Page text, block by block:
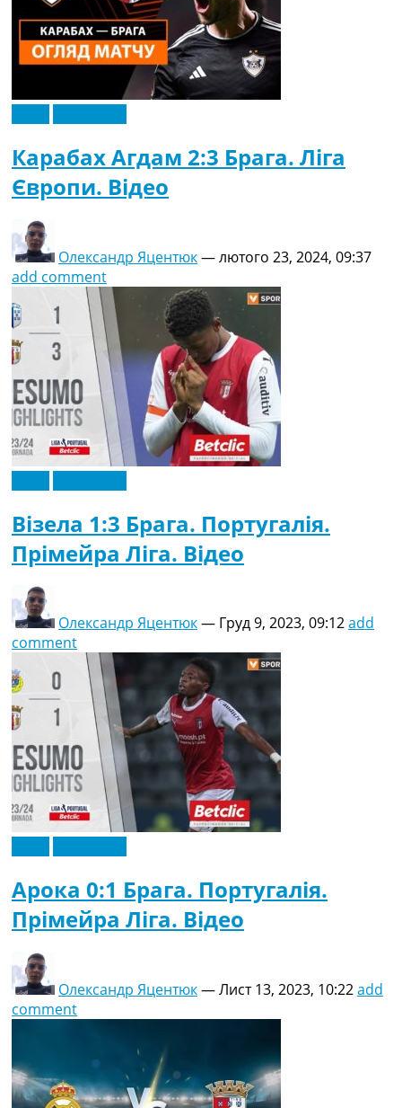
Карабах Агдам 2:3 Брага. Ліга
Європи. Відео
Олександр Яцентюк—лютого 23, 2024, 09:37
add comment
Візела 1:3 Брага. Португалія.
Прімейра Ліга. Відео
Олександр Яцентюк— Груд 9, 2023, 09:12add
comment
Арока 0:1 Брага. Португалія.
Прімейра Ліга. Відео
Олександр Яцентюк—Лист 13, 2023, 10:22add
comment